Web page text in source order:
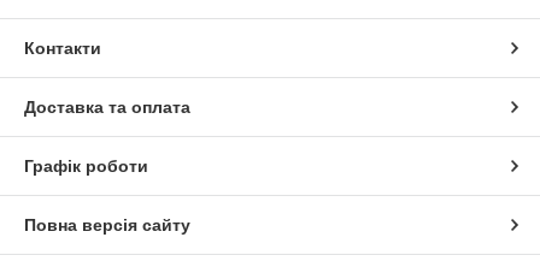
Контакти
Доставка та оплата
Графік роботи
Повна версія сайту